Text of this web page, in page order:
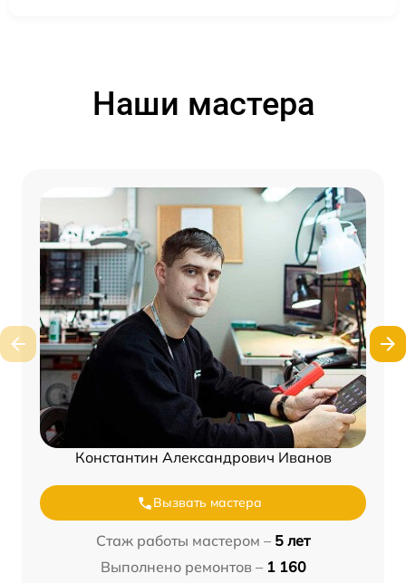
Наши мастера
Константин Александрович Иванов
Вызвать мастера
Стаж работы мастером – 5 лет
Выполнено ремонтов – 1 160